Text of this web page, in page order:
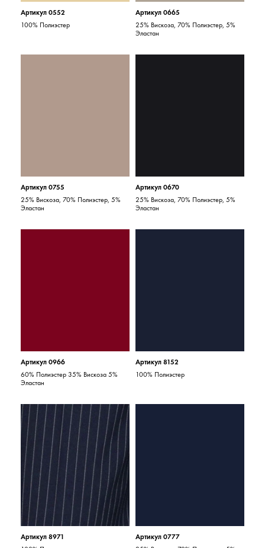
Артикул 0552
100% Полиэстер
Артикул 0665
25% Вискоза, 70% Полиэстер, 5%
Эластан
Артикул 0755
25% Вискоза, 70% Полиэстер, 5%
Эластан
Артикул 0670
25% Вискоза, 70% Полиэстер, 5%
Эластан
Артикул 0966
60% Полиэстер 35% Вискоза 5%
Эластан
Артикул 8152
100% Полиэстер
Артикул 8971
Артикул 0777